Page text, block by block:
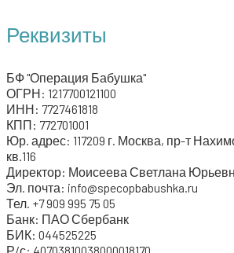
r
h
f
o
r
:
Реквизиты
БФ "Операция Бабушка"
ОГРН: 1217700121100
ИНН: 7727461818
КПП: 772701001
Юр. адрес: 117209 г. Москва, пр-т
кв.116
Директор: Моисеева Светлана
Эл. почта: info@specopbabushka.ru
Тел. +7 909 995 75 05
Банк: ПАО Сбербанк
БИК: 044525225